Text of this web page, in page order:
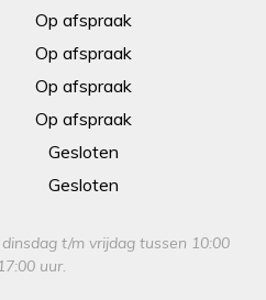
Op afspraak
Op afspraak
Op afspraak
Op afspraak
Gesloten
Gesloten
t/m vrijdag tussen 10:00
uur.